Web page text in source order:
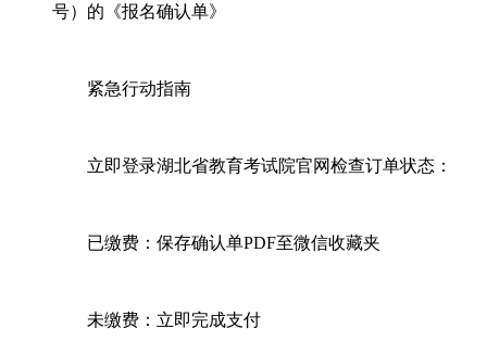
号）的《报名确认单》
紧急行动指南
立即登录湖北省教育考试院官网检查订单状态：
已缴费：保存确认单PDF至微信收藏夹
未缴费：立即完成支付